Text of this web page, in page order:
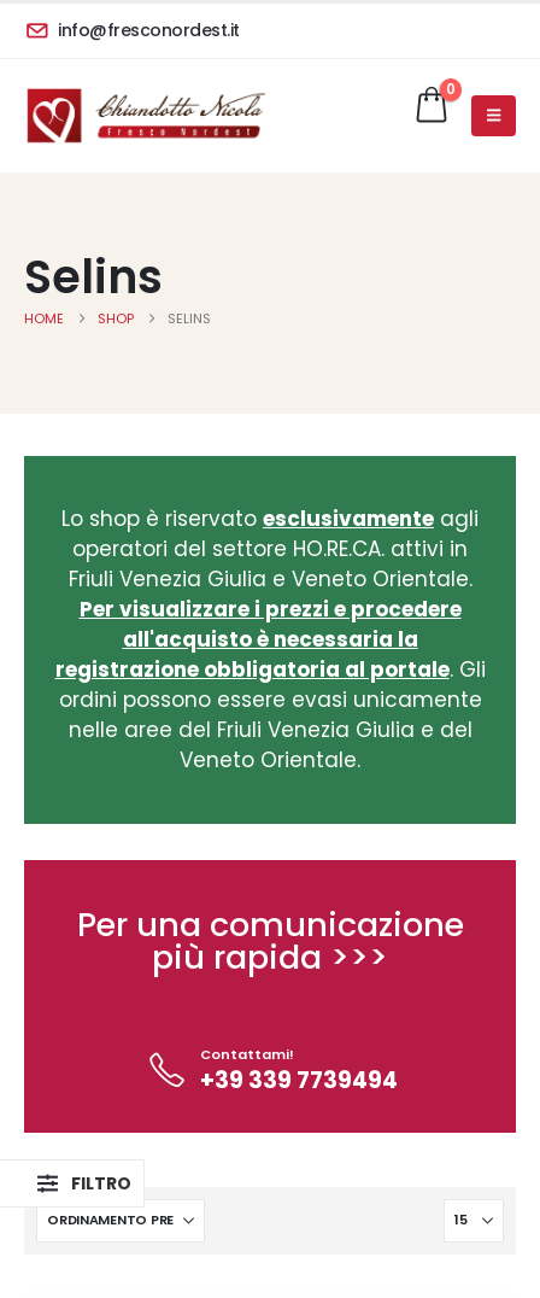
info@fresconordest.it
0
Selins
HOME SHOP SELINS
Lo shop è riservato esclusivamente agli
operatori del settore HO.RE.CA. attivi in
Friuli Venezia Giulia e Veneto Orientale.
Per visualizzare i prezzi e procedere
all'acquisto è necessaria la
registrazione obbligatoria al portale. Gli
ordini possono essere evasi unicamente
nelle aree del Friuli Venezia Giulia e del
Veneto Orientale.
Per una comunicazione
più rapida >>>
Contattami!
+39 339 7739494